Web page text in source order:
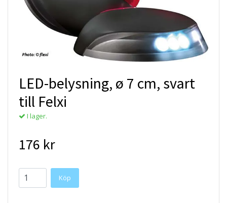
LED-belysning, ø 7 cm, svart
till Felxi
I lager.
176 kr
Köp